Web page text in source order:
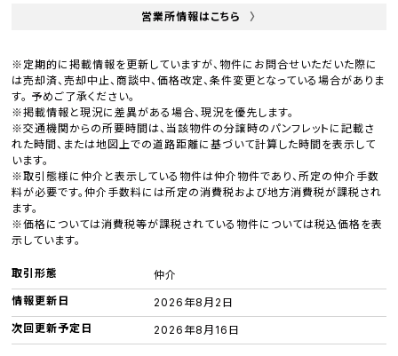
営業所情報はこちら 〉
※定期的に掲載情報を更新していますが、物件にお問合せいただいた際に
は売却済、売却中止、商談中、価格改定、条件変更となっている場合がありま
す。 予めご了承ください。
※掲載情報と現況に差異がある場合、現況を優先します。
※交通機関からの所要時間は、当該物件の分譲時のパンフレットに記載さ
れた時間、または地図上での道路距離に基づいて計算した時間を表示して
います。
※取引態様に仲介と表示している物件は仲介物件であり、所定の仲介手数
料が必要です。仲介手数料には所定の消費税および地方消費税が課税され
ます。
※価格については消費税等が課税されている物件については税込価格を表
示しています。
取引形態
仲介
情報更新日
2026年8月2日
次回更新予定日
2026年8月16日